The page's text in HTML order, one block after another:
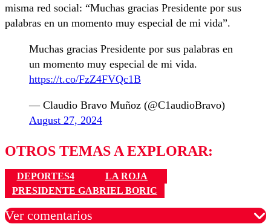
misma red social: “Muchas gracias Presidente por sus
palabras en un momento muy especial de mi vida”.
Muchas gracias Presidente por sus palabras en
un momento muy especial de mi vida.
https://t.co/FzZ4FVQc1B
— Claudio Bravo Muñoz (@C1audioBravo)
August 27, 2024
OTROS TEMAS A EXPLORAR:
DEPORTES4
LA ROJA
PRESIDENTE GABRIEL BORIC
Ver comentarios